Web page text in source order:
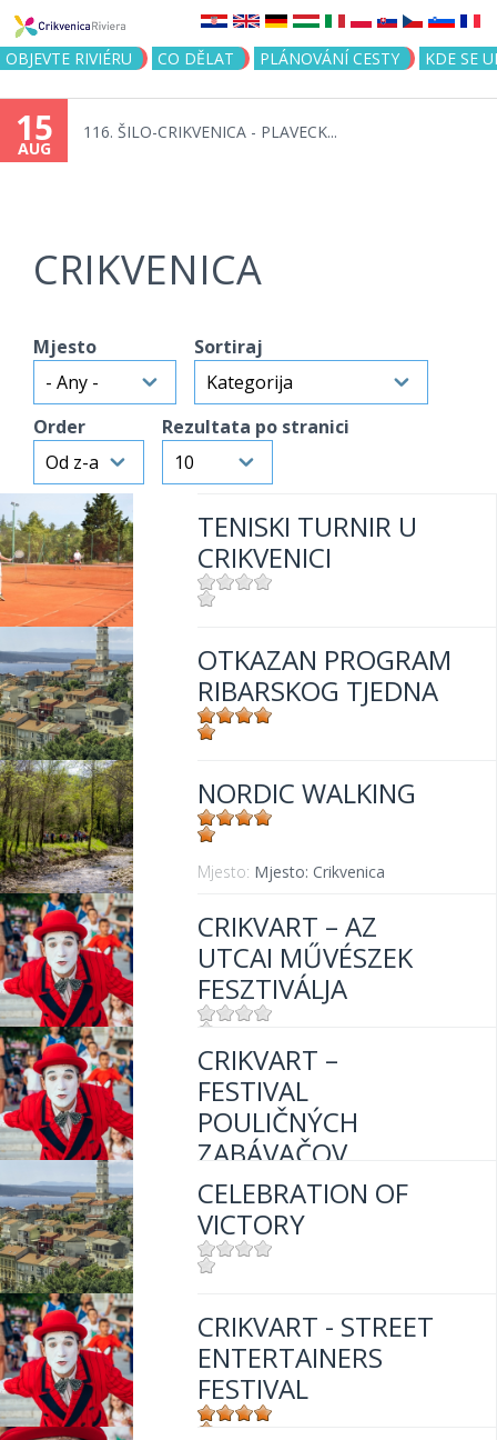
Jump to navigation
OBJEVTE RIVIÉRU CO DĚLAT PLÁNOVÁNÍ CESTY KDE SE
15
AUG
116. ŠILO-CRIKVENICA - PLAVECK...
CRIKVENICA
Mjesto Sortiraj
Order Rezultata po stranici
TENISKI TURNIR U
CRIKVENICI
OTKAZAN PROGRAM
RIBARSKOG TJEDNA
NORDIC WALKING
Mjesto: Mjesto: Crikvenica
CRIKVART – AZ
UTCAI MŰVÉSZEK
FESZTIVÁLJA
Mjesto:Mjesto: Crikvenica
CRIKVART –
FESTIVAL
POULIČNÝCH
ZABÁVAČOV
Mjesto:Mjesto: Crikvenica
CELEBRATION OF
VICTORY
CRIKVART - STREET
ENTERTAINERS
FESTIVAL